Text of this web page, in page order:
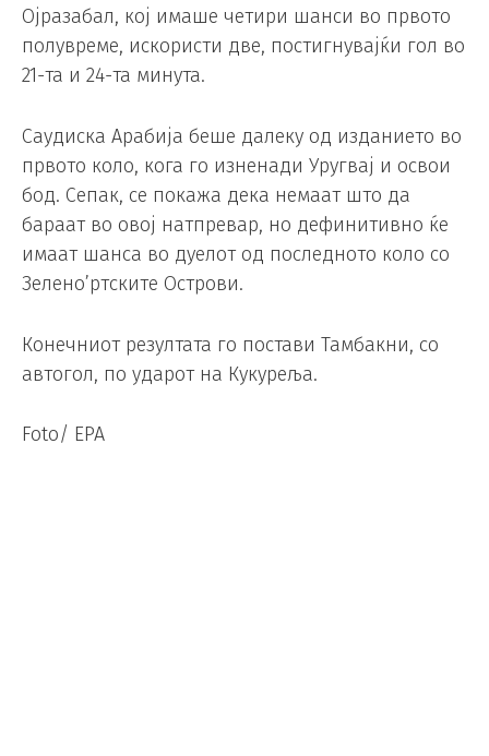
Ојразабал, кој имаше четири шанси во првото
полувреме, искористи две, постигнувајќи гол во
21-та и 24-та минута.
Саудиска Арабија беше далеку од изданието во
првото коло, кога го изненади Уругвај и освои
бод. Сепак, се покажа дека немаат што да
бараат во овој натпревар, но дефинитивно ќе
имаат шанса во дуелот од последното коло со
Зелено’ртските Острови.
Конечниот резултата го постави Тамбакни, со
автогол, по ударот на Кукуреља.
Foto/ EPA